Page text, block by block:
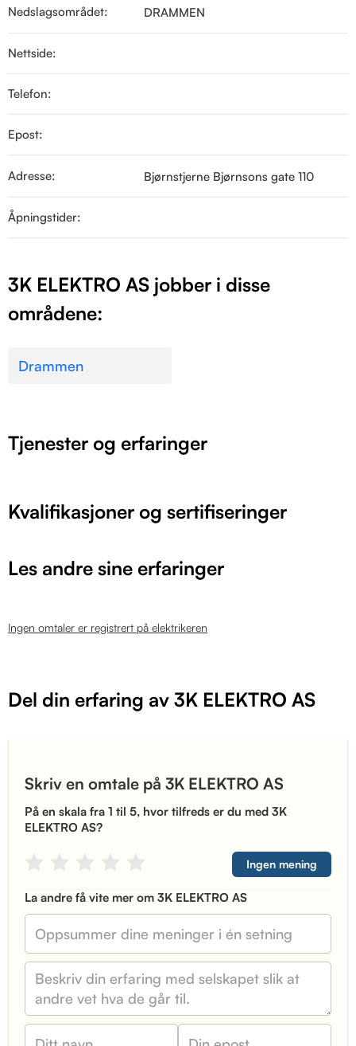
Nedslagsområdet: DRAMMEN
Nettside:
Telefon:
Epost:
Adresse: Bjørnstjerne Bjørnsons gate 110
Åpningstider:
3K ELEKTRO AS jobber i disse
områdene:
Drammen
Tjenester og erfaringer
Kvalifikasjoner og sertifiseringer
Les andre sine erfaringer
Ingen omtaler er registrert på elektrikeren
Del din erfaring av 3K ELEKTRO AS
Skriv en omtale på 3K ELEKTRO AS
På en skala fra 1 til 5, hvor tilfreds er du med 3K
ELEKTRO AS?
Ingen mening
La andre få vite mer om 3K ELEKTRO AS